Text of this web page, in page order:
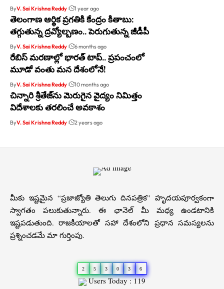
ByV. Sai Krishna Reddy 1 year ago
తెలంగాణ ఆర్థిక ప్రగతికి కేంద్రం కితాబు:
తగ్గుతున్న ద్రవ్యోల్బణం.. పెరుగుతున్న జీడీపీ
ByV. Sai Krishna Reddy 6 months ago
రేబిస్‌ మరణాల్లో భారత్‌ టాప్‌.. ప్రపంచంలో
మూడో వంతు మన దేశంలోనే!
ByV. Sai Krishna Reddy 10 months ago
చిన్నారి శ్రీతేజ్‌ను మెరుగైన వైద్యం నిమిత్తం
విదేశాలకు తరలించే అవకాశం
ByV. Sai Krishna Reddy 2 years ago
మీకు ఇష్టమైన “ప్రజాజ్యోతి తెలుగు దినపత్రిక” హృదయపూర్వకంగా
స్వాగతం పలుకుతున్నారు. ఈ ఛానెల్ మీ మధ్య ఉండటానికి
ఇష్టపడుతుంది. రాజకీయాలతో సహా దేశంలోని ప్రధాన సమస్యలను
ప్రశ్నించడమే మా గుర్తింపు.
2 5 3 0 3 6
Users Today : 119